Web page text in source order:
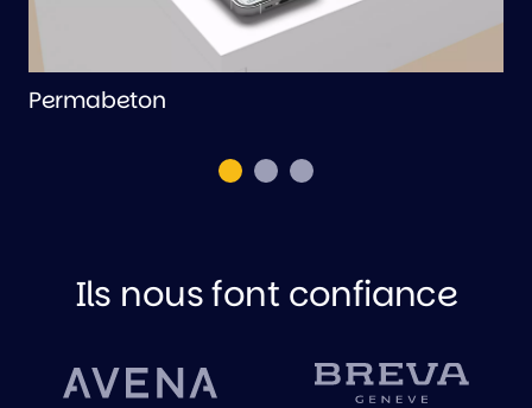
Permabeton
Ils nous font confiance